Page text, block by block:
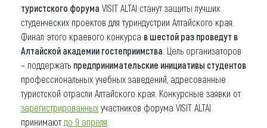
туристского форума VISIT ALTAI станут защиты лучших
студенческих проектов для туриндустрии Алтайского края.
Финал этого краевого конкурса в шестой раз проведут в
Алтайской академии гостеприимства . Цель организаторов
– поддержать предпринимательские инициативы студентов
профессиональных учебных заведений, адресованные
туристской отрасли Алтайского края. Конкурсные заявки от
зарегистрированных участников форума VISIT ALTAI
принимают до 9 апреля